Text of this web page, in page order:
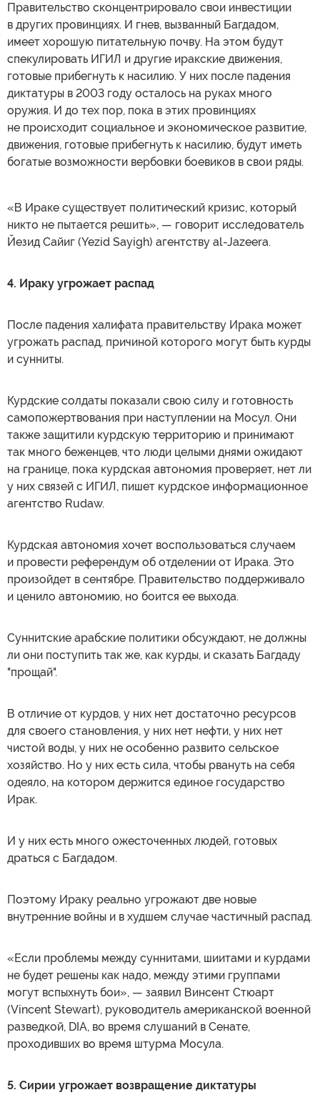
Правительство сконцентрировало свои инвестиции
в других провинциях. И гнев, вызванный Багдадом,
имеет хорошую питательную почву. На этом будут
спекулировать ИГИЛ и другие иракские движения,
готовые прибегнуть к насилию. У них после падения
диктатуры в 2003 году осталось на руках много
оружия. И до тех пор, пока в этих провинциях
не происходит социальное и экономическое развитие,
движения, готовые прибегнуть к насилию, будут иметь
богатые возможности вербовки боевиков в свои ряды.
«В Ираке существует политический кризис, который
никто не пытается решить», — говорит исследователь
Йезид Сайиг (Yezid Sayigh) агентству al-Jazeera.
4. Ираку угрожает распад
После падения халифата правительству Ирака может
угрожать распад, причиной которого могут быть курды
и сунниты.
Курдские солдаты показали свою силу и готовность
самопожертвования при наступлении на Мосул. Они
также защитили курдскую территорию и принимают
так много беженцев, что люди целыми днями ожидают
на границе, пока курдская автономия проверяет, нет ли
у них связей с ИГИЛ, пишет курдское информационное
агентство Rudaw.
Курдская автономия хочет воспользоваться случаем
и провести референдум об отделении от Ирака. Это
произойдет в сентябре. Правительство поддерживало
и ценило автономию, но боится ее выхода.
Суннитские арабские политики обсуждают, не должны
ли они поступить так же, как курды, и сказать Багдаду
"прощай".
В отличие от курдов, у них нет достаточно ресурсов
для своего становления, у них нет нефти, у них нет
чистой воды, у них не особенно развито сельское
хозяйство. Но у них есть сила, чтобы рвануть на себя
одеяло, на котором держится единое государство
Ирак.
И у них есть много ожесточенных людей, готовых
драться с Багдадом.
Поэтому Ираку реально угрожают две новые
внутренние войны и в худшем случае частичный распад.
«Если проблемы между суннитами, шиитами и курдами
не будет решены как надо, между этими группами
могут вспыхнуть бои», — заявил Винсент Стюарт
(Vincent Stewart), руководитель американской военной
разведкой, DIA, во время слушаний в Сенате,
проходивших во время штурма Мосула.
5. Сирии угрожает возвращение диктатуры